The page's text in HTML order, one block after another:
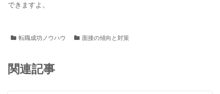
できますよ。
転職成功ノウハウ 面接の傾向と対策
関連記事